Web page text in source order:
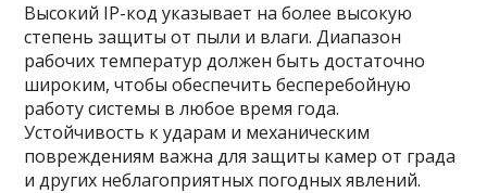
Высокий IP-код указывает на более высокую
степень защиты от пыли и влаги. Диапазон
рабочих температур должен быть достаточно
широким, чтобы обеспечить бесперебойную
работу системы в любое время года.
Устойчивость к ударам и механическим
повреждениям важна для защиты камер от града
и других неблагоприятных погодных явлений.